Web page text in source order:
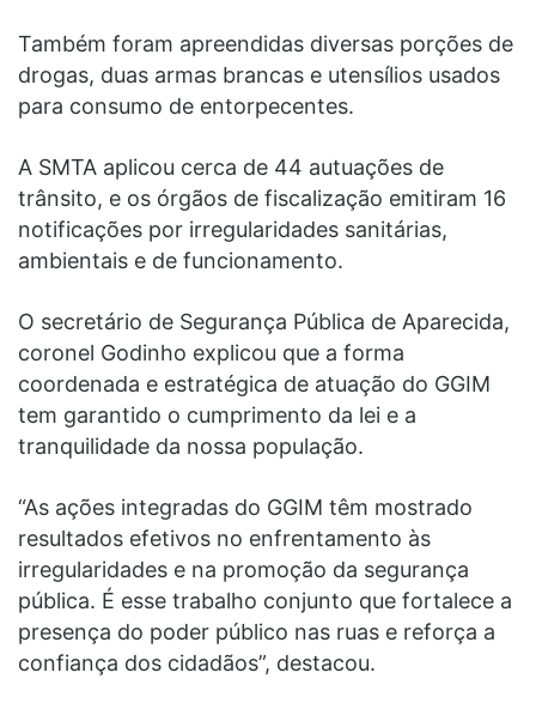
Também foram apreendidas diversas porções de
drogas, duas armas brancas e utensílios usados
para consumo de entorpecentes.
A SMTA aplicou cerca de 44 autuações de
trânsito, e os órgãos de fiscalização emitiram 16
notificações por irregularidades sanitárias,
ambientais e de funcionamento.
O secretário de Segurança Pública de Aparecida,
coronel Godinho explicou que a forma
coordenada e estratégica de atuação do GGIM
tem garantido o cumprimento da lei e a
tranquilidade da nossa população.
“As ações integradas do GGIM têm mostrado
resultados efetivos no enfrentamento às
irregularidades e na promoção da segurança
pública. É esse trabalho conjunto que fortalece a
presença do poder público nas ruas e reforça a
confiança dos cidadãos”, destacou.